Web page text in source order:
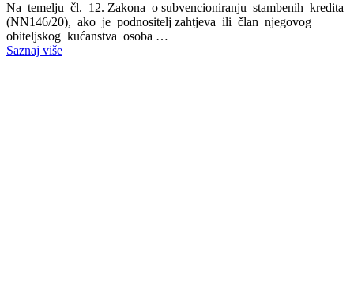
Na temelju čl. 12. Zakona o subvencioniranju stambenih kredita
(NN146/20), ako je podnositelj zahtjeva ili član njegovog
obiteljskog kućanstva osoba …
Saznaj više